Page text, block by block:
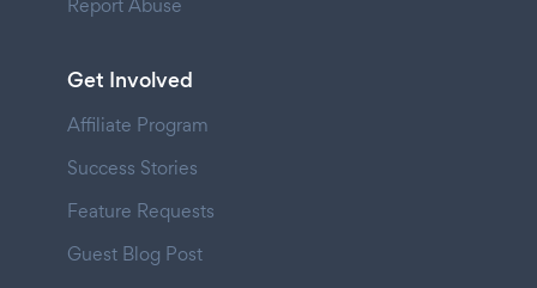
Report Abuse
Get Involved
Affiliate Program
Success Stories
Feature Requests
Guest Blog Post